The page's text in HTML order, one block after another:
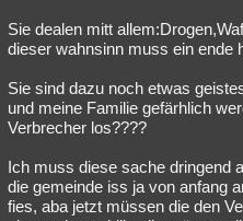
Astronomie Helpdesk
Übersichten
Besucht Teilgenommen
Lesenswert Schlüsselwörter
Sie dealen mitt
dieser wahnsinn muss ein ende
Sie sind dazu noch etwas
und meine Familie gefärhlich
Verbrecher los????
Ich muss diese sache dringend
die gemeinde iss ja von anfang
fies, aba jetzt müssen die den